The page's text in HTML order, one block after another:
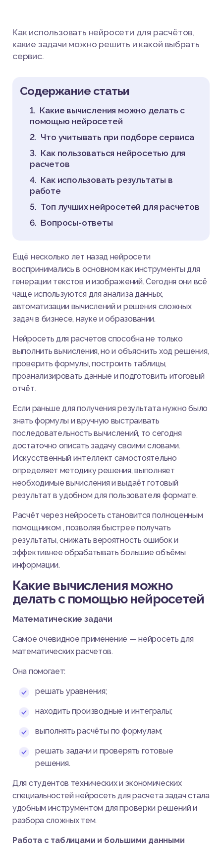
Как использовать нейросети для расчётов,
какие задачи можно решить и какой выбрать
сервис.
Содержание статьи
Какие вычисления можно делать с
помощью нейросетей
Что учитывать при подборе сервиса
Как пользоваться нейросетью для
расчетов
Как использовать результаты в
работе
Топ лучших нейросетей для расчетов
Вопросы-ответы
Ещё несколько лет назад нейросети
воспринимались в основном как инструменты для
генерации текстов и изображений. Сегодня они всё
чаще используются для анализа данных,
автоматизации вычислений и решения сложных
задач в бизнесе, науке и образовании.
Нейросеть для расчетов способна не только
выполнить вычисления, но и объяснить ход решения,
проверить формулы, построить таблицы,
проанализировать данные и подготовить итоговый
отчёт.
Если раньше для получения результата нужно было
знать формулы и вручную выстраивать
последовательность вычислений, то сегодня
достаточно описать задачу своими словами.
Искусственный интеллект самостоятельно
определяет методику решения, выполняет
необходимые вычисления и выдаёт готовый
результат в удобном для пользователя формате.
Расчёт через нейросеть становится полноценным
помощником , позволяя быстрее получать
результаты, снижать вероятность ошибок и
эффективнее обрабатывать большие объёмы
информации.
Какие вычисления можно
делать с помощью нейросетей
Математические задачи
Самое очевидное применение — нейросеть для
математических расчетов.
Она помогает:
решать уравнения;
находить производные и интегралы;
выполнять расчёты по формулам;
решать задачи и проверять готовые
решения.
Для студентов технических и экономических
специальностей нейросеть для расчета задач стала
удобным инструментом для проверки решений и
разбора сложных тем.
Работа с таблицами и большими данными